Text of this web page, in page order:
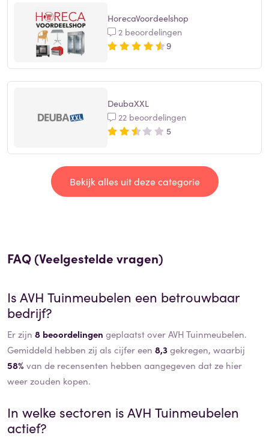
HorecaVoordeelshop
2 beoordelingen
9
DeubaXXL
22 beoordelingen
5
Bekijk alles uit deze categorie
FAQ (Veelgestelde vragen)
IsAVH Tuinmeubelen een betrouwbaar
bedrijf?
Er zijn 8 beoordelingen geplaatst over AVH Tuinmeubelen.
Gemiddeld hebben zij als cijfer een 8,3gekregen, waarbij
58% van de recensenten hebben aangegeven dat ze hier
weer zouden kopen.
In welke sectoren isAVH Tuinmeubelen
actief?